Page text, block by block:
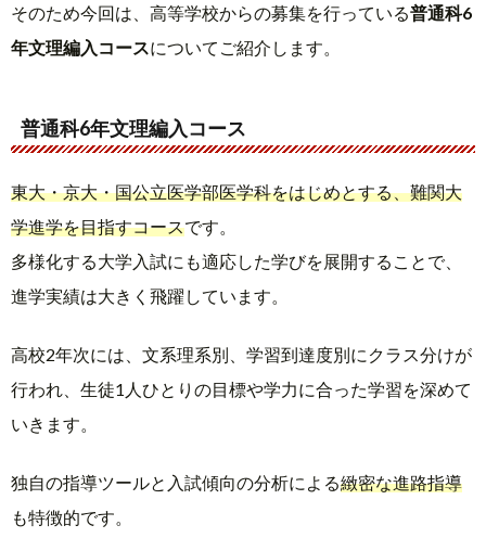
そのため今回は、高等学校からの募集を行っている普通科6
年文理編入コースについてご紹介します。
普通科6年文理編入コース
東大・京大・国公立医学部医学科をはじめとする、難関大
学進学を目指すコースです。
多様化する大学入試にも適応した学びを展開することで、
進学実績は大きく飛躍しています。
高校2年次には、文系理系別、学習到達度別にクラス分けが
行われ、生徒1人ひとりの目標や学力に合った学習を深めて
いきます。
独自の指導ツールと入試傾向の分析による緻密な進路指導
も特徴的です。